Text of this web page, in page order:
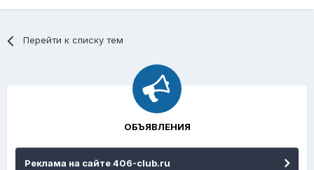
Перейти к списку тем
ОБЪЯВЛЕНИЯ
Реклама на сайте 406-club.ru